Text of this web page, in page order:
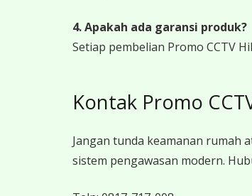
4. Apakah ada garansi produk?
Setiap pembelian Promo CCTV
Kontak Promo
Jangan tunda keamanan rumah
sistem pengawasan modern.